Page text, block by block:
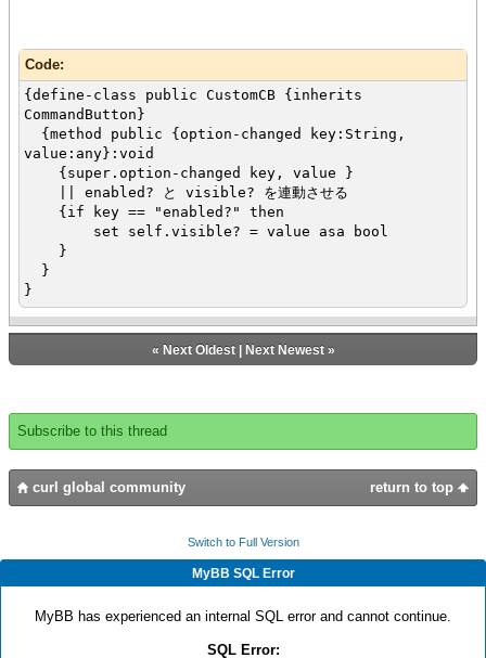
Code:
{define-class public CustomCB {inherits
CommandButton}
{method public {option-changed key:String,
value:any}:void
{super.option-changed key, value }
|| enabled? と visible? を連動させる
{if key == "enabled?" then
set self.visible? = value asa bool
}
}
}
{let ccb:CustomCB = {CustomCB}}
オプション enabled? の値に応じて visible? も設定される
value = true,
{on ValueChanged at chkb:CheckButton do
}
}
« Next Oldest| Next Newest»
Subscribe to this thread
return to top
curl global community
Switch to Full Version
MyBB SQL Error
MyBB has experienced an internal SQL error and cannot continue.
SQL Error: